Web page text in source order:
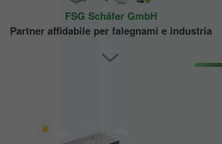
FSG Schäfer GmbH
Partner affidabile per falegnami e industria